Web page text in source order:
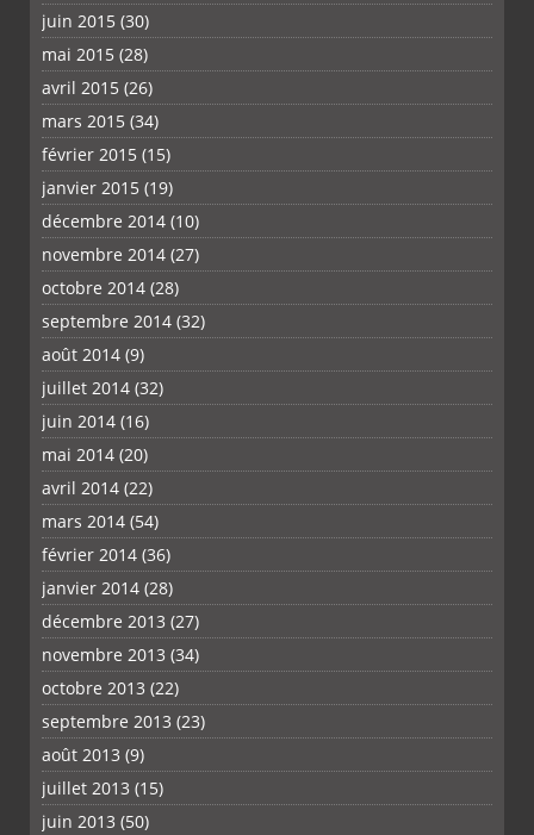
juin 2015 (30)
mai 2015 (28)
avril 2015 (26)
mars 2015 (34)
février 2015 (15)
janvier 2015 (19)
décembre 2014 (10)
novembre 2014 (27)
octobre 2014 (28)
septembre 2014 (32)
août 2014 (9)
juillet 2014 (32)
juin 2014 (16)
mai 2014 (20)
avril 2014 (22)
mars 2014 (54)
février 2014 (36)
janvier 2014 (28)
décembre 2013 (27)
novembre 2013 (34)
octobre 2013 (22)
septembre 2013 (23)
août 2013 (9)
juillet 2013 (15)
juin 2013 (50)